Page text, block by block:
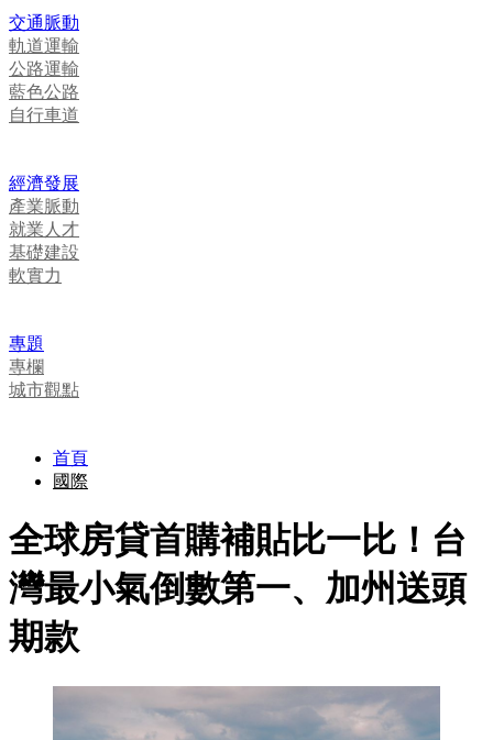
交通脈動
軌道運輸
公路運輸
藍色公路
自行車道
經濟發展
產業脈動
就業人才
基礎建設
軟實力
專題
專欄
城市觀點
首頁
國際
全球房貸首購補貼比一比！台
灣最小氣倒數第一、加州送頭
期款